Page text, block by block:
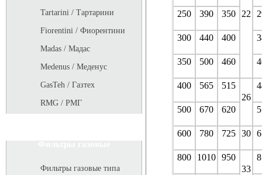
Tartarini / Тартарини
Fiorentini / Фиорентини
Madas / Мадас
Medenus / Меденус
GasTeh / Газтех
RMG / РМГ
Фильтры газовые типа
22
250 390 350
300 440 400
350 500 460
400 565
515
26
500 670 620
600 780 725 30
800 1010
950
33